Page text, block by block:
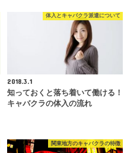
体入とキャバクラ派遣について
2018.3.1
知っておくと落ち着いて働ける！
キャバクラの体入の流れ
関東地方のキャバクラの特徴